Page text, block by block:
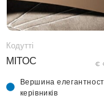
Кодутті
МІТОС €
Вершина
керівників